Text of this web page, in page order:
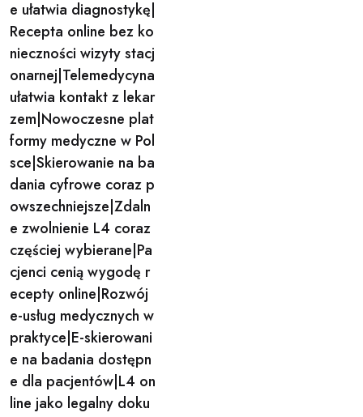
e ułatwia diagnostykę|
Recepta online bez ko
nieczności wizyty stacj
onarnej|Telemedycyna
ułatwia kontakt z lekar
zem|Nowoczesne plat
formy medyczne w Pol
sce|Skierowanie na ba
dania cyfrowe coraz p
owszechniejsze|Zdaln
e zwolnienie L4 coraz
częściej wybierane|Pa
cjenci cenią wygodę r
ecepty online|Rozwój
e-usług medycznych w
praktyce|E-skierowani
e na badania dostępn
e dla pacjentów|L4 on
line jako legalny doku